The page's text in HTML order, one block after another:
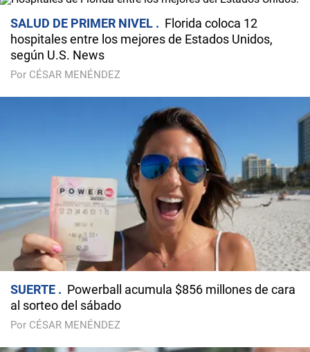
SALUD DE PRIMER NIVEL
Florida coloca 12
hospitales entre los mejores de Estados Unidos,
según U.S. News
Por CÉSAR MENÉNDEZ
SUERTE
Powerball acumula $856 millones de cara
al sorteo del sábado
Por CÉSAR MENÉNDEZ